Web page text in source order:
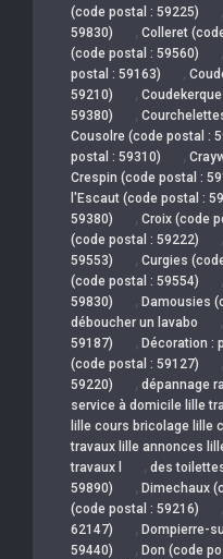
(code postal : 59225)
,
59830)
, Colleret
(code postal : 59560)
,
postal : 59163)
,
59210)
,
59380)
,
Cousolre (code postal :
postal : 59310)
,
Crespin (code postal :
l'Escaut (code postal :
59380)
, Croix (code
(code postal : 59222)
,
59553)
, Curgies
(code postal : 59554)
,
59830)
, Damousies
déboucher un lavabo ,
59187)
, Décoration :
(code postal : 59127)
,
59220)
, dépannage
service à domicile lille
lille cours bricolage lille
travaux lille annonces
travaux l
, des
59890)
, Dimechaux
(code postal : 59216)
,
62147)
, Dompierre-
59440)
, Don (code